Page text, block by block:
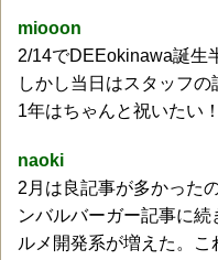
miooon
2/14でDEEokinawa誕生
しかし当日はスタッフ
1年はちゃんと祝いたい！
naoki
2月は良記事が多かった
ンバルバーガー記事に
ルメ開発系が増えた。